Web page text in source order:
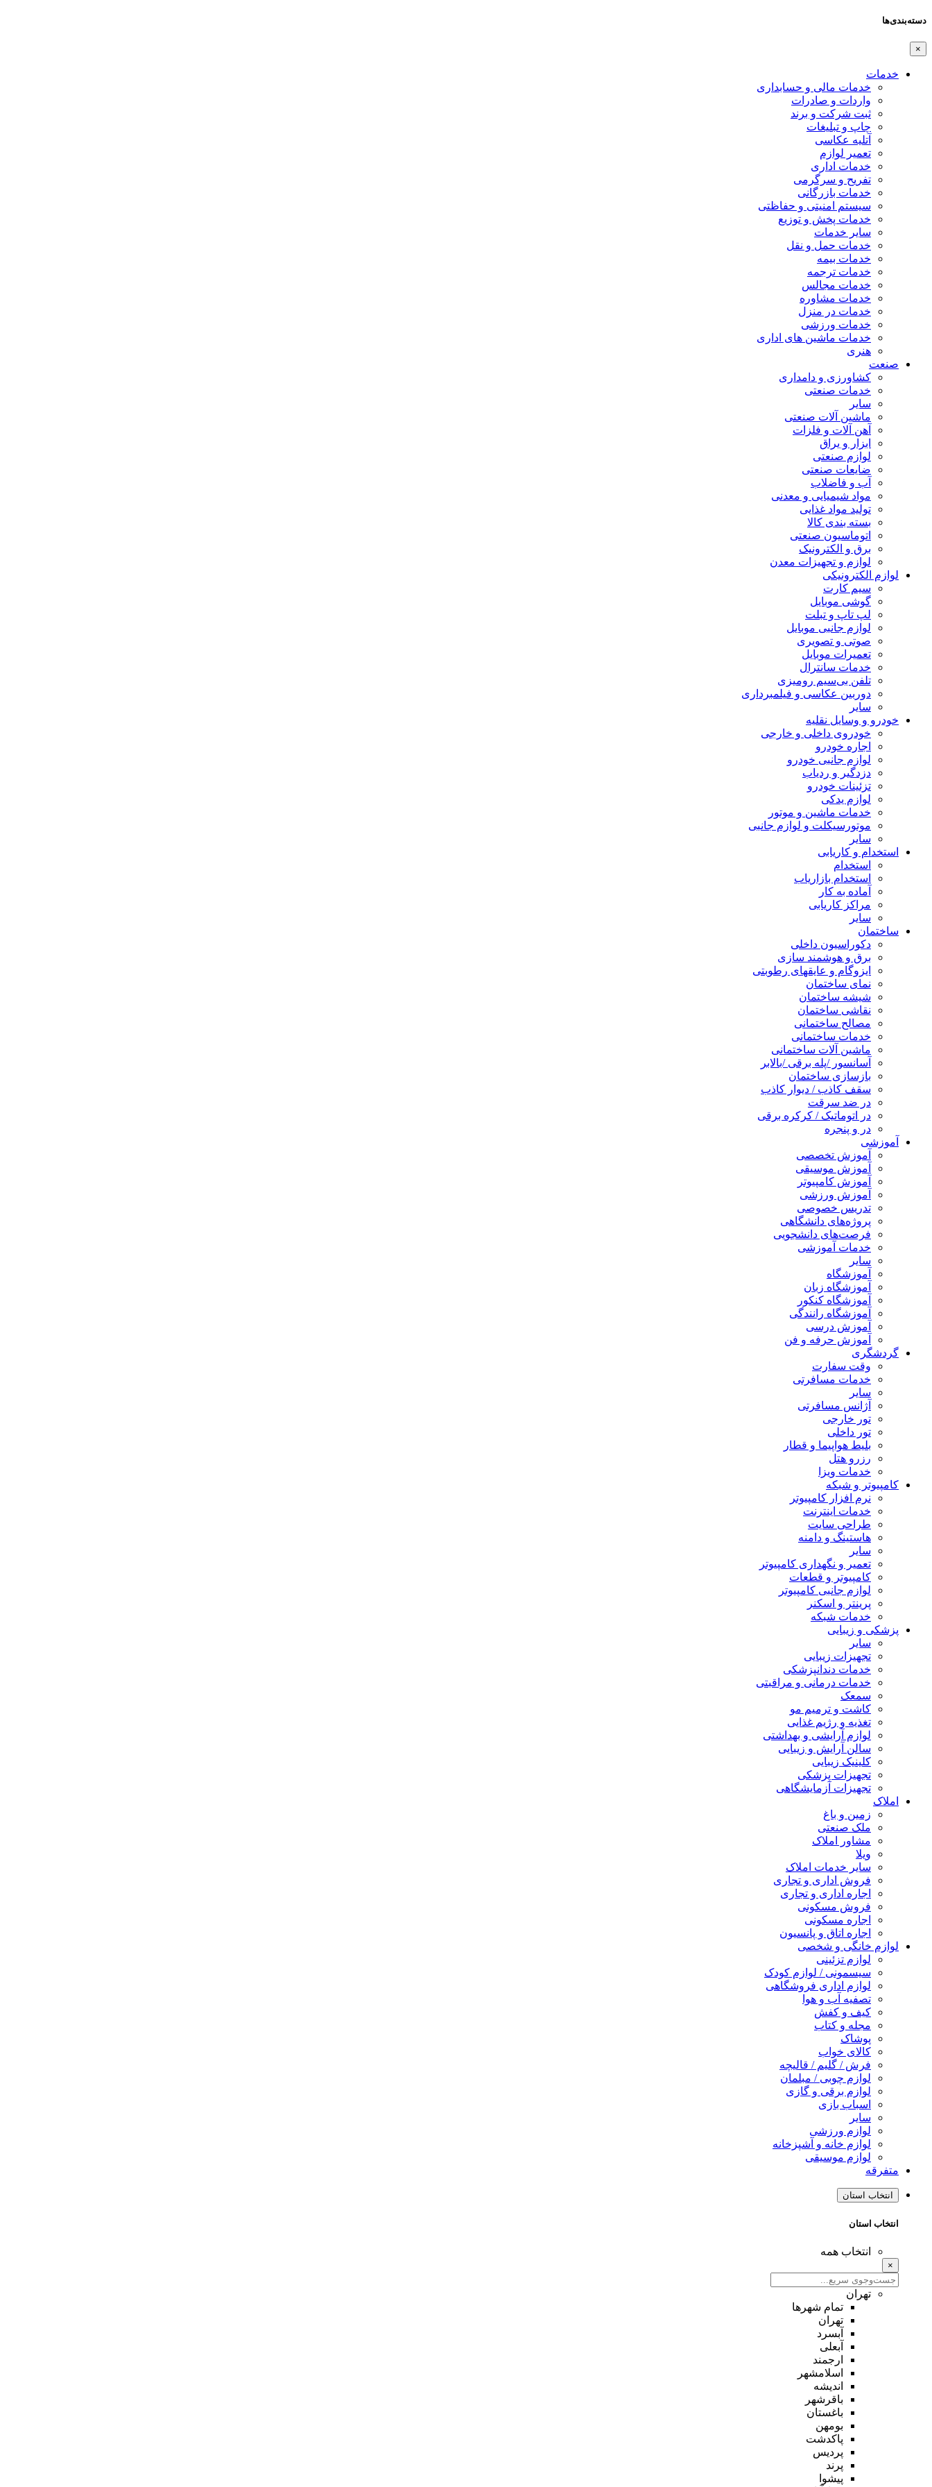
دسته‌بندی‌ها
×
خدمات
خدمات مالی و حسابداری
واردات و صادرات
ثبت شرکت و برند
چاپ و تبلیغات
آتلیه عکاسی
تعمیر لوازم
خدمات اداری
تفریح و سرگرمی
خدمات بازرگانی
سیستم امنیتی و حفاظتی
خدمات پخش و توزیع
سایر خدمات
خدمات حمل و نقل
خدمات بیمه
خدمات ترجمه
خدمات مجالس
خدمات مشاوره
خدمات در منزل
خدمات ورزشی
خدمات ماشین های اداری
هنری
صنعت
کشاورزی و دامداری
خدمات صنعتی
سایر
ماشین آلات صنعتی
آهن آلات و فلزات
ابزار و یراق
لوازم صنعتی
ضایعات صنعتی
آب و فاضلاب
مواد شیمیایی و معدنی
تولید مواد غذایی
بسته بندی کالا
اتوماسیون صنعتی
برق و الکترونیک
لوازم و تجهیزات معدن
لوازم الکترونیکی
سیم کارت
گوشی موبایل
لپ تاپ و تبلت
لوازم جانبی موبایل
صوتی و تصویری
تعمیرات موبایل
خدمات سانترال
تلفن بی‌سیم رومیزی
دوربین عکاسی و فیلمبرداری
سایر
خودرو و وسایل نقلیه
خودروی داخلی و خارجی
اجاره خودرو
لوازم جانبی خودرو
دزدگیر و ردیاب
تزئینات خودرو
لوازم یدکی
خدمات ماشین و موتور
موتورسیکلت و لوازم جانبی
سایر
استخدام و کاریابی
استخدام
استخدام بازاریاب
آماده به کار
مراکز کاریابی
سایر
ساختمان
دکوراسیون داخلی
برق و هوشمند سازی
ایزوگام و عایقهای رطوبتی
نمای ساختمان
شیشه ساختمان
نقاشی ساختمان
مصالح ساختمانی
خدمات ساختمانی
ماشین آلات ساختمانی
آسانسور /پله برقی /بالابر
بازسازی ساختمان
سقف کاذب / دیوار کاذب
در ضد سرقت
در اتوماتیک / کرکره برقی
در و پنجره
آموزشی
آموزش تخصصی
آموزش موسیقی
آموزش کامپیوتر
آموزش ورزشی
تدریس خصوصی
پروژه‌های دانشگاهی
فرصت‌های دانشجویی
خدمات آموزشی
سایر
آموزشگاه
آموزشگاه زبان
آموزشگاه کنکور
آموزشگاه رانندگی
آموزش درسی
آموزش حرفه و فن
گردشگری
وقت سفارت
خدمات مسافرتی
سایر
آژانس مسافرتی
تور خارجی
تور داخلی
بلیط هواپیما و قطار
رزرو هتل
خدمات ویزا
کامپیوتر و شبکه
نرم افزار کامپیوتر
خدمات اینترنت
طراحی سایت
هاستینگ و دامنه
سایر
تعمیر و نگهداری کامپیوتر
کامپیوتر و قطعات
لوازم جانبی کامپیوتر
پرینتر و اسکنر
خدمات شبکه
پزشکی و زیبایی
سایر
تجهیزات زیبایی
خدمات دندانپزشکی
خدمات درمانی و مراقبتی
سمعک
کاشت و ترمیم مو
تغذیه و رژیم غذایی
لوازم آرایشی و بهداشتی
سالن آرایش و زیبایی
کلینیک زیبایی
تجهیزات پزشکی
تجهیزات آزمایشگاهی
املاک
زمین و باغ
ملک صنعتی
مشاور املاک
ویلا
سایر خدمات املاک
فروش اداری و تجاری
اجاره اداری و تجاری
فروش مسکونی
اجاره مسکونی
اجاره اتاق و پانسیون
لوازم خانگی و شخصی
لوازم تزئینی
سیسمونی / لوازم کودک
لوازم اداری فروشگاهی
تصفیه آب و هوا
کیف و کفش
مجله و کتاب
پوشاک
کالای خواب
فرش / گلیم / قالیچه
لوازم چوبی / مبلمان
لوازم برقی و گازی
اسباب بازی
سایر
لوازم ورزشی
لوازم خانه و آشپزخانه
لوازم موسیقی
متفرقه
انتخاب استان
انتخاب استان
انتخاب همه
×
تهران
تمام شهر‌ها
تهران
آبسرد
آبعلی
ارجمند
اسلامشهر
اندیشه
باقرشهر
باغستان
بومهن
پاکدشت
پردیس
پرند
پیشوا